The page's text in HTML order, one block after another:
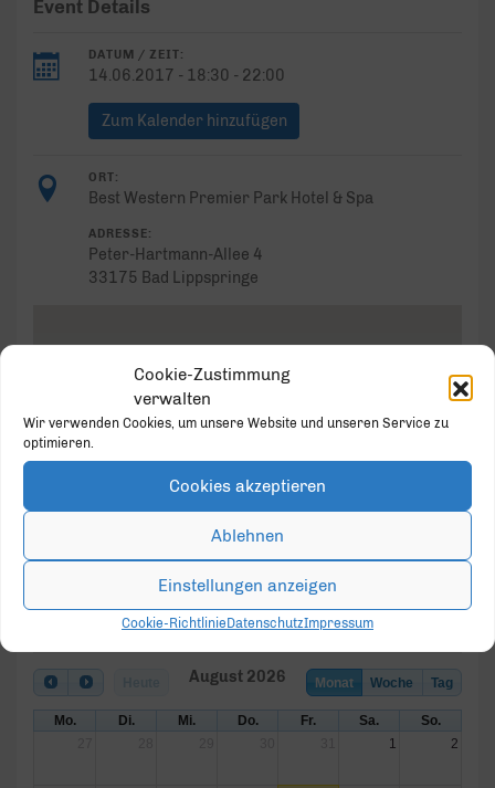
Cookie-Zustimmung
verwalten
Wir verwenden Cookies, um unsere Website und unseren Service zu
optimieren.
Cookies akzeptieren
Ablehnen
Einstellungen anzeigen
Cookie-Richtlinie DatenschutzImpressum
Event Details
DATUM / ZEIT:
14.06.2017 - 18:30 - 22:00
Zum Kalender hinzufügen
ORT:
Best Western Premier Park Hotel & Spa
ADRESSE:
Peter-Hartmann-Allee 4
33175 Bad Lippspringe
Best Western Premier Park
Hotel & Spa
Monat Woche Tag
August 2026
Mo. Di. Mi. Do. Fr. Sa.
So.
1 2